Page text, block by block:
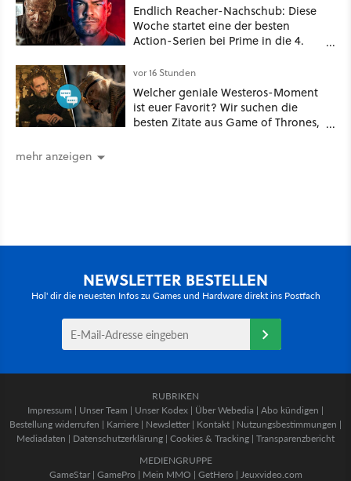
Endlich Reacher-Nachschub: Diese
Woche startet eine der besten
Action-Serien bei Prime in die 4.
vor 16 Stunden
Welcher geniale Westeros-Moment
ist euer Favorit? Wir suchen die
besten Zitate aus Game of Thrones,
mehr anzeigen
NEWSLETTER BESTELLEN
Hol' dir die neuesten Infos zu Games und Hardware direkt ins Postfach
RUBRIKEN
Impressum | Unser Team | Unser Kodex | Über Webedia | Abo kündigen |
Bestellung widerrufen | Karriere | Newsletter | Kontakt | Nutzungsbestimmungen |
Mediadaten | Datenschutzerklärung | Cookies & Tracking | Transparenzbericht
MEDIENGRUPPE
GameStar| GamePro | Mein MMO | GetHero | Jeuxvideo.com